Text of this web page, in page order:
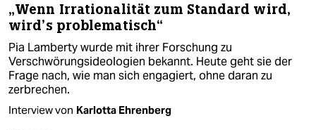
„Wenn Irrationalität zum Standard wird,
wird’s problematisch“
Pia Lamberty wurde mit ihrer Forschung zu
Verschwörungsideologien bekannt. Heute geht sie der
Frage nach, wie man sich engagiert, ohne daran zu
zerbrechen.
Interview von Karlotta Ehrenberg